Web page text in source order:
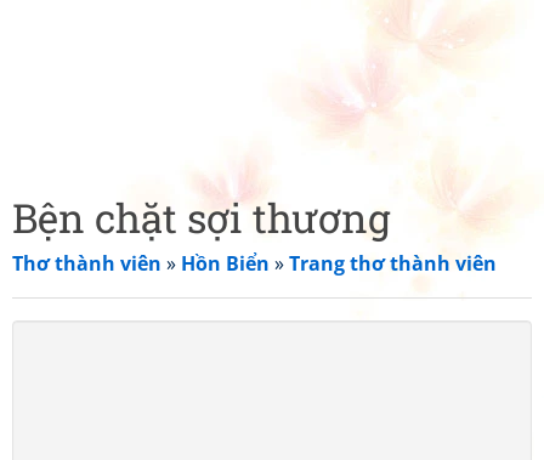
Bện chặt sợi thương
Thơ thành viên » Hồn Biển »Trang thơ thành viên